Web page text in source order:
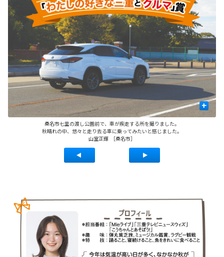
+
桑名市七里の渡し公園前で、車が疾走する所を撮りました。
秋晴れの中、悠々と走り去る車に乗ってみたいと感じました。
山室正輝 ［桑名市］